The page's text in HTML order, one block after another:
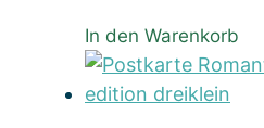
In den Warenkorb